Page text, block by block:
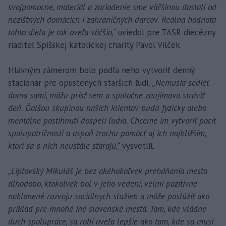
svojpomocne, materiál a zariadenie sme väčšinou dostali od
nezištných domácich i zahraničných darcov. Reálna hodnota
tohto diela je tak oveľa väčšia,“ uviedol pre TASR diecézny
riaditeľ Spišskej katolíckej charity Pavol Vilček.
Hlavným zámerom bolo podľa neho vytvoriť denný
stacionár pre opustených starších ľudí. „Nemusia sedieť
doma sami, môžu prísť sem a spoločne zaujímavo stráviť
deň. Ďalšou skupinou našich klientov budú fyzicky alebo
mentálne postihnutí dospelí ľudia. Chceme im vytvoriť pocit
spolupatričnosti a aspoň trochu pomôcť aj ich najbližším,
ktorí sa o nich neustále starajú,“vysvetlil.
„Liptovský Mikuláš je bez akéhokoľvek preháňania mesto
dlhodobo, ktokoľvek bol v jeho vedení, veľmi pozitívne
naklonené rozvoju sociálnych služieb a môže poslúžiť ako
príklad pre mnohé iné slovenské mestá. Tam, kde vládne
duch spolupráce, sa robí oveľa lepšie ako tam, kde sa musí